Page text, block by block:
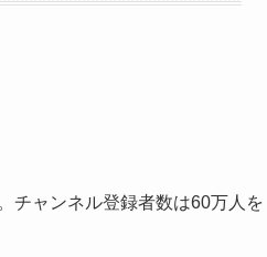
チャンネル登録者数は60万人を